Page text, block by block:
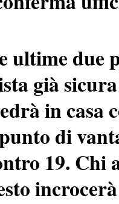
ultime due
già
in casa
di
19. Chi